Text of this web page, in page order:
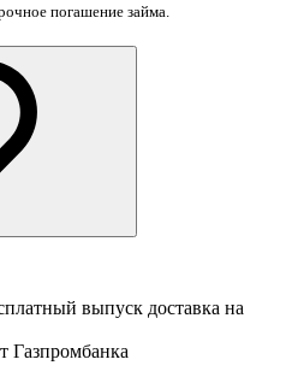
погашение займа.
выпуск доставка на